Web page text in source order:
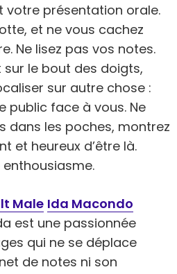
votre présentation orale.
et ne vous cachez
Ne lisez pas vos notes.
le bout des doigts,
sur autre chose :
public face à vous. Ne
dans les poches, montrez
et heureux d’être là.
Ida Macondo
est une passionnée
qui ne se déplace
de notes ni son